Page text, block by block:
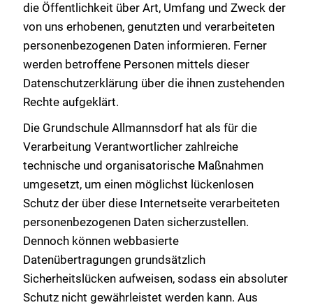
die Öffentlichkeit über Art, Umfang und Zweck der
von uns erhobenen, genutzten und verarbeiteten
personenbezogenen Daten informieren. Ferner
werden betroffene Personen mittels dieser
Datenschutzerklärung über die ihnen zustehenden
Rechte aufgeklärt.
Die Grundschule Allmannsdorf hat als für die
Verarbeitung Verantwortlicher zahlreiche
technische und organisatorische Maßnahmen
umgesetzt, um einen möglichst lückenlosen
Schutz der über diese Internetseite verarbeiteten
personenbezogenen Daten sicherzustellen.
Dennoch können webbasierte
Datenübertragungen grundsätzlich
Sicherheitslücken aufweisen, sodass ein absoluter
Schutz nicht gewährleistet werden kann. Aus